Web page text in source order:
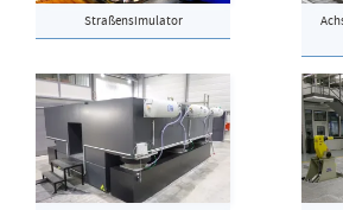
Straßensimulator